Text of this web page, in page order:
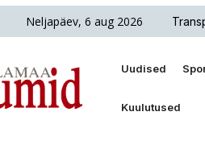
Neljapäev, 6 aug 2026
Uudised
Kuulutused